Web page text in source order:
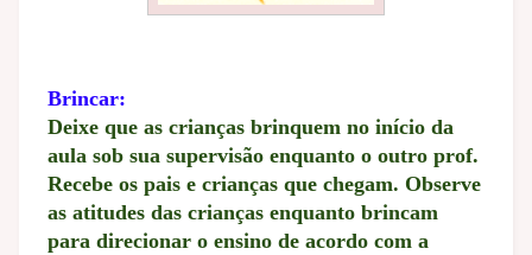
Brincar:
Deixe que as crianças brinquem no início da
aula sob sua supervisão enquanto o outro prof.
Recebe os pais e crianças que chegam. Observe
as atitudes das crianças enquanto brincam
para direcionar o ensino de acordo com a